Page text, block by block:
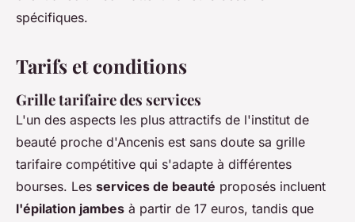
spécifiques.
Tarifs et conditions
Grille tarifaire des services
L'un des aspects les plus attractifs de l'institut de
beauté proche d'Ancenis est sans doute sa grille
tarifaire compétitive qui s'adapte à différentes
bourses. Les services de beauté proposés incluent
l'épilation jambes à partir de 17 euros, tandis que